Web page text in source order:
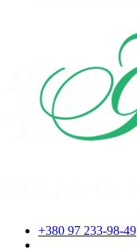
+380 97 233-98-49